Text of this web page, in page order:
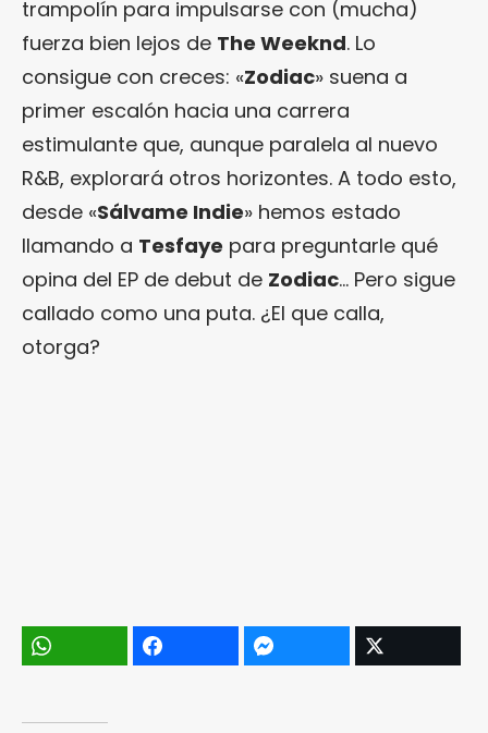
trampolín para impulsarse con (mucha)
fuerza bien lejos de The Weeknd. Lo
consigue con creces: «Zodiac» suena a
primer escalón hacia una carrera
estimulante que, aunque paralela al nuevo
R&B, explorará otros horizontes. A todo esto,
desde «Sálvame Indie» hemos estado
llamando a Tesfaye para preguntarle qué
opina del EP de debut de Zodiac… Pero sigue
callado como una puta. ¿El que calla,
otorga?